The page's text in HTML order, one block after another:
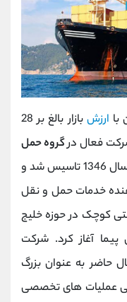
ارزش
بازار بالغ بر 28
شرکت فعال درگروه حمل
شناخته می شود. این شرکت در سال 1346 تاسیس شد و
خدمات حمل و نقل
کشتی کوچک در حوزه خلیج
آغاز کرد. شرکت
حاضر به عنوان بزرگ
عملیات های تخصصی